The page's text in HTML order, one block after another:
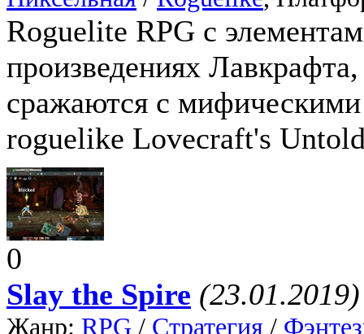
Roguelite RPG с
произведениях
сражаются с
roguelike Lovecraft's
0
Slay the Spire (23.01.2019)
Жанр: RPG / Стратегия /